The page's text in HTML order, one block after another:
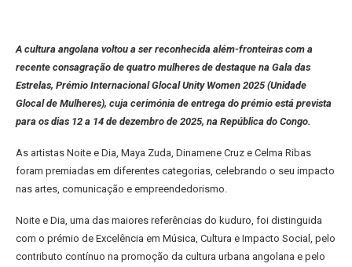
A cultura angolana voltou a ser reconhecida além-fronteiras com a
recente consagração de quatro mulheres de destaque na Gala das
Estrelas, Prémio Internacional Glocal Unity Women 2025 (Unidade
Glocal de Mulheres), cuja cerimónia de entrega do prémio está prevista
para os dias 12 a 14 de dezembro de 2025, na República do Congo.
As artistas Noite e Dia, Maya Zuda, Dinamene Cruz e Celma Ribas
foram premiadas em diferentes categorias, celebrando o seu impacto
nas artes, comunicação e empreendedorismo.
Noite e Dia, uma das maiores referências do kuduro, foi distinguida
com o prémio de Excelência em Música, Cultura e Impacto Social, pelo
contributo contínuo na promoção da cultura urbana angolana e pelo